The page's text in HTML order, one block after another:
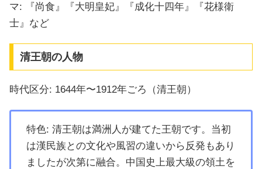
マ: 『尚食』『大明皇妃』『成化十四年』『花様衛
士』など
清王朝の人物
時代区分: 1644年〜1912年ごろ（清王朝）
特色: 清王朝は満洲人が建てた王朝です。当初
は漢民族との文化や風習の違いから反発もあり
ましたが次第に融合。中国史上最大級の領土を